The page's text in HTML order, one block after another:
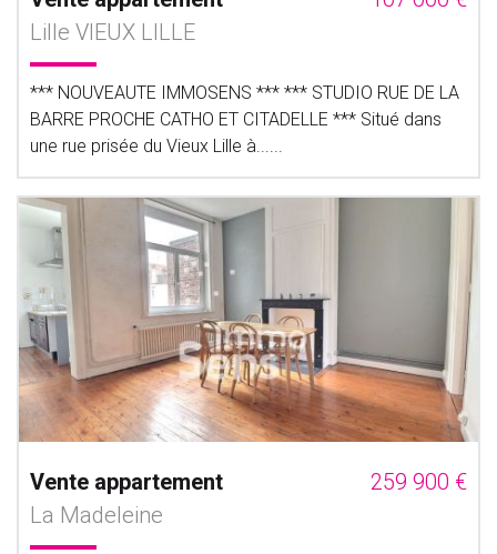
Lille VIEUX LILLE
*** NOUVEAUTE IMMOSENS *** *** STUDIO RUE DE LA
BARRE PROCHE CATHO ET CITADELLE *** Situé dans
une rue prisée du Vieux Lille à......
Vente appartement
259 900 €
La Madeleine